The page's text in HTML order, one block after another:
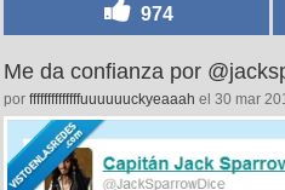
974
Me da confianza por
por ffffffffffffffuuuuuuckyeaaah el 30 mar